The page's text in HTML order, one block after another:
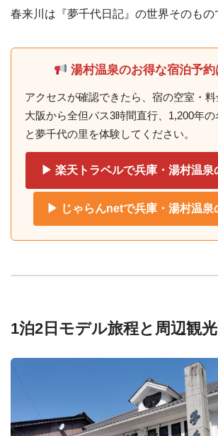
春来川は『夢千代日記』の世界そのもの
湯村温泉のお得な宿泊予約
アクセスが確認できたら、宿の空室・料
大阪から全但バス3時間直行、1,200年
と夢千代の里を体験してください。
▶ 楽天トラベルで兵庫・湯村温泉
▶ じゃらんnetで兵庫・湯村温泉
1泊2日モデル旅程と周辺観光